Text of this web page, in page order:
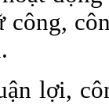
công,
lợi,